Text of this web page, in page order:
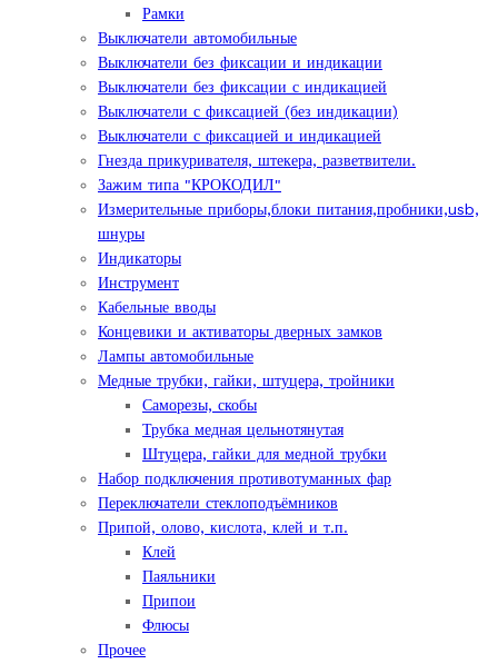
Рамки
Выключатели автомобильные
Выключатели без фиксации и индикации
Выключатели без фиксации с индикацией
Выключатели с фиксацией (без индикации)
Выключатели с фиксацией и индикацией
Гнезда прикуривателя, штекера, разветвители.
Зажим типа "КРОКОДИЛ"
Измерительные приборы,блоки питания,пробники,usb,
шнуры
Индикаторы
Инструмент
Кабельные вводы
Концевики и активаторы дверных замков
Лампы автомобильные
Медные трубки, гайки, штуцера, тройники
Саморезы, скобы
Трубка медная цельнотянутая
Штуцера, гайки для медной трубки
Набор подключения противотуманных фар
Переключатели стеклоподъёмников
Припой, олово, кислота, клей и т.п.
Клей
Паяльники
Припои
Флюсы
Прочее